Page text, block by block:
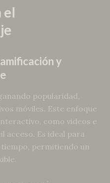
el
y
popularidad,
móviles. Este enfoque
como videos e
acceso. Es ideal para
permitiendo un